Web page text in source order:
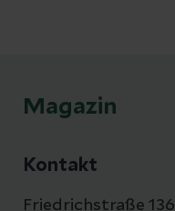
Magazin
Kontakt
Friedrichstraße 136